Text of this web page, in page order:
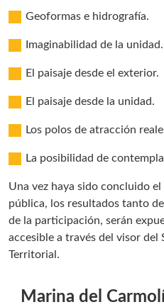
Geoformas e hidrografía.
Imaginabilidad de la unidad.
El paisaje desde el exterior.
El paisaje desde la unidad.
Los polos de atracción
La posibilidad de
Una vez haya sido concluido
pública, los resultados tanto
de la participación, serán
accesible a través del visor del
Territorial.
Marina del Carmolí